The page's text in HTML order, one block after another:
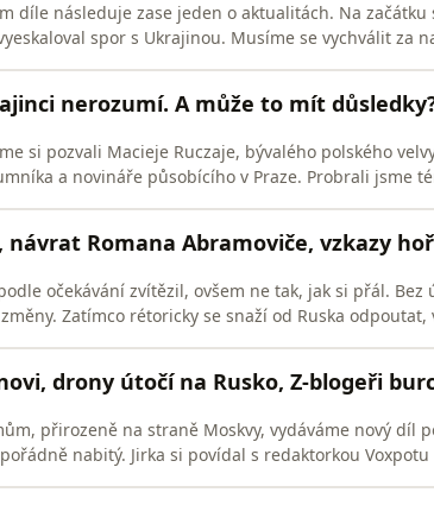
díle následuje zase jeden o aktualitách. Na začátku
spor s Ukrajinou. Musíme se vychválit za
nerozumí. A může to mít
si pozvali Macieje Ruczaje, bývalého polského
a novináře působícího v Praze. Probrali jsme
návrat Romana Abramoviče, vzkazy
očekávání zvítězil, ovšem ne tak, jak si přál. Bez
Zatímco rétoricky se snaží od Ruska odpoutat,
drony útočí na Rusko, Z-blogeři
přirozeně na straně Moskvy, vydáváme nový díl
nabitý. Jirka si povídal s redaktorkou Voxpotu